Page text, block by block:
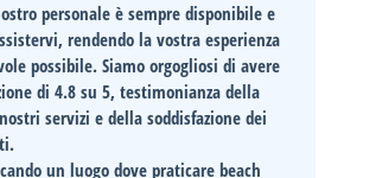
personale è sempre disponibile e
rendendo la vostra esperienza
possibile. Siamo orgogliosi di avere
di4.8 su 5, testimonianza della
servizi e della soddisfazione dei
un luogo dove praticare beach